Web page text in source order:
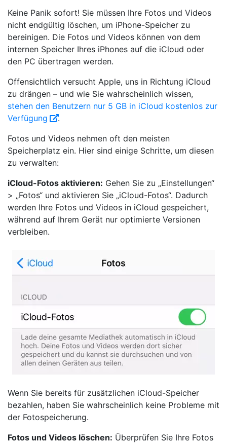
Keine Panik sofort! Sie müssen Ihre Fotos und Videos
nicht endgültig löschen, um iPhone-Speicher zu
bereinigen. Die Fotos und Videos können von dem
internen Speicher Ihres iPhones auf die iCloud oder
den PC übertragen werden.
Offensichtlich versucht Apple, uns in Richtung iCloud
zu drängen – und wie Sie wahrscheinlich wissen,
stehen den Benutzern nur 5 GB in iCloud kostenlos zur
Verfügung
.
Fotos und Videos nehmen oft den meisten
Speicherplatz ein. Hier sind einige Schritte, um diesen
zu verwalten:
iCloud-Fotos aktivieren: Gehen Sie zu „Einstellungen“
> „Fotos“ und aktivieren Sie „iCloud-Fotos“. Dadurch
werden Ihre Fotos und Videos in iCloud gespeichert,
während auf Ihrem Gerät nur optimierte Versionen
verbleiben.
Wenn Sie bereits für zusätzlichen iCloud-Speicher
bezahlen, haben Sie wahrscheinlich keine Probleme mit
der Fotospeicherung.
Fotos und Videos löschen: Überprüfen Sie Ihre Fotos